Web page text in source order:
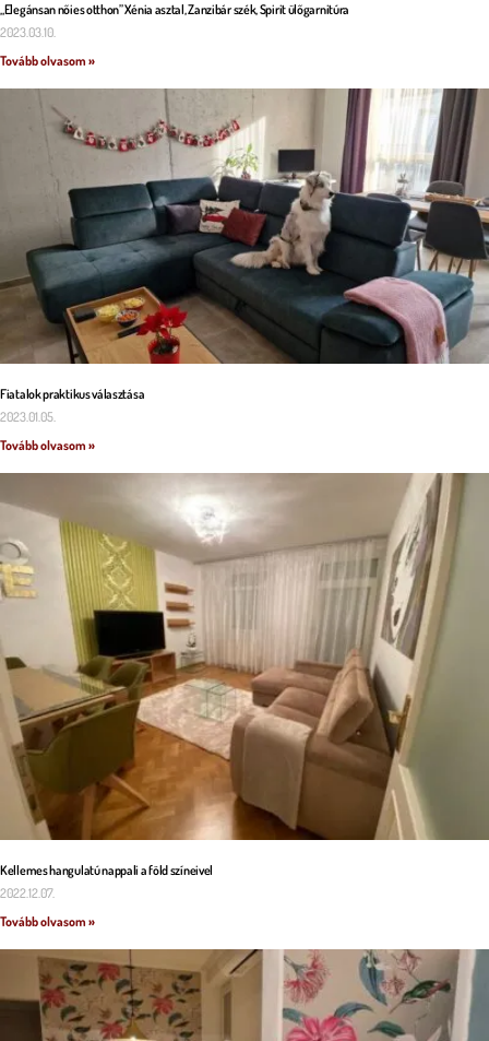
„Elegánsan nőies otthon” Xénia asztal, Zanzibár szék, Spirit ülőgarnitúra
2023.03.10.
Tovább olvasom »
Fiatalok praktikus választása
2023.01.05.
Tovább olvasom »
Kellemes hangulatú nappali a föld színeivel
2022.12.07.
Tovább olvasom »